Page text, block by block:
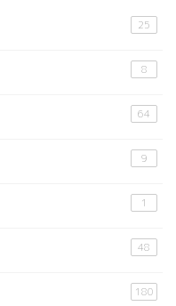
25
8
64
9
1
48
180